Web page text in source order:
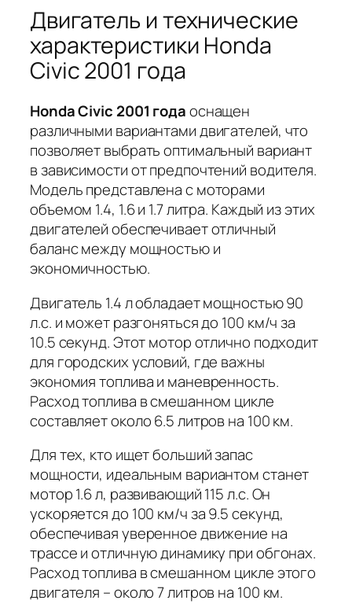
Двигатель и технические
характеристики Honda
Civic 2001 года
Honda Civic 2001 годаоснащен
различными вариантами двигателей, что
позволяет выбрать оптимальный вариант
в зависимости от предпочтений водителя.
Модель представлена с моторами
объемом 1.4, 1.6 и 1.7 литра. Каждый из этих
двигателей обеспечивает отличный
баланс между мощностью и
экономичностью.
Двигатель 1.4 л обладает мощностью 90
л.с. и может разгоняться до 100 км/ч за
10.5 секунд. Этот мотор отлично подходит
для городских условий, где важны
экономия топлива и маневренность.
Расход топлива в смешанном цикле
составляет около 6.5 литров на 100 км.
Для тех, кто ищет больший запас
мощности, идеальным вариантом станет
мотор 1.6 л, развивающий 115 л.с. Он
ускоряется до 100 км/ч за 9.5 секунд,
обеспечивая уверенное движение на
трассе и отличную динамику при обгонах.
Расход топлива в смешанном цикле этого
двигателя – около 7 литров на 100 км.